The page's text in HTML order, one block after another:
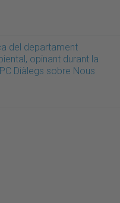
del departament
opinant durant la
Diàlegs sobre Nous